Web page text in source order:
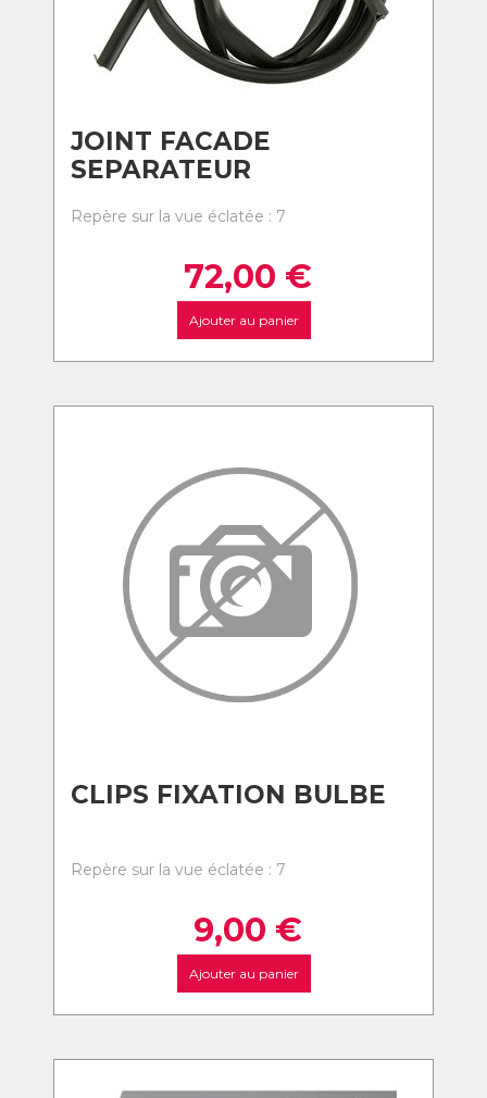
JOINT FACADE
SEPARATEUR
Repère sur la vue éclatée : 7
72,00 €
Ajouter au panier
CLIPS FIXATION BULBE
Repère sur la vue éclatée : 7
9,00 €
Ajouter au panier